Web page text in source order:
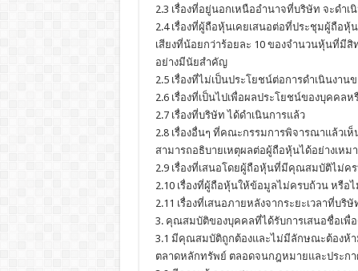
2.3 เรื่องที่อยู่นอกเหนืออำนาจที่บริษัท จะดำเ
2.4 เรื่องที่ผู้ถือหุ้นเคยเสนอต่อที่ประชุมผู้ถือ
เสียงที่น้อยกว่าร้อยละ 10 ของจำนวนหุ้นที่มีสิ
อย่างมีนัยสำคัญ
2.5 เรื่องที่ไม่เป็นประโยชน์ต่อการดำเนินงาน
2.6 เรื่องที่เป็นไปเพื่อผลประโยชน์ของบุคคล
2.7 เรื่องที่บริษัท ได้ดำเนินการแล้ว
2.8 เรื่องอื่นๆ ที่คณะกรรมการพิจารณาแล้วเ
สามารถอธิบายเหตุผลต่อผู้ถือหุ้นได้อย่างเหม
2.9 เรื่องที่เสนอโดยผู้ถือหุ้นที่มีคุณสมบัติไม่ค
2.10 เรื่องที่ผู้ถือหุ้นให้ข้อมูลไม่ครบถ้วน หรือ
2.11 เรื่องที่เสนอภายหลังจากระยะเวลาที่บ
3. คุณสมบัติของบุคคลที่ได้รับการเสนอชื่อเพื่
3.1 มีคุณสมบัติถูกต้องและไม่มีลักษณะต้องห้
ตลาดหลักทรัพย์ ตลอดจนกฎหมายและประก